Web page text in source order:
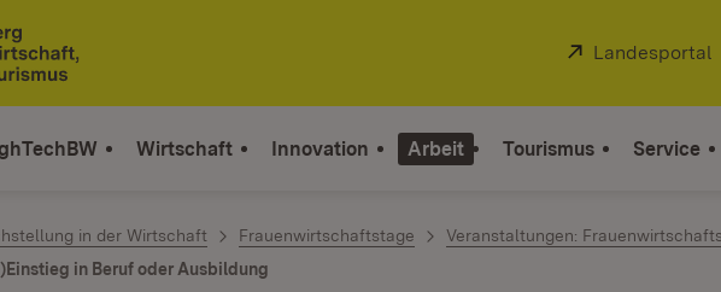
Extern:
Landesportal
Wirtschaft Innovation Arbeit Tourismus Service
in der Wirtschaft Frauenwirtschaftstage
Veranstaltungen:
in Beruf oder Ausbildung